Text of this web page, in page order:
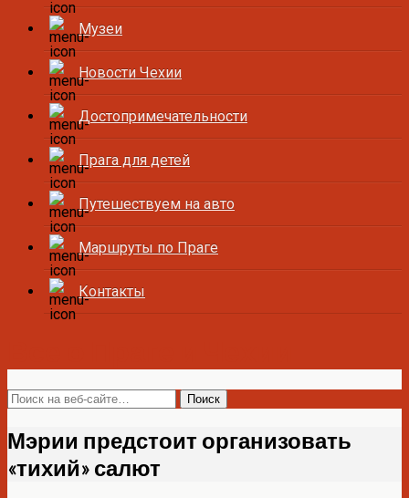
Музеи
Новости Чехии
Достопримечательности
Прага для детей
Путешествуем на авто
Маршруты по Праге
Контакты
Мэрии предстоит организовать
«тихий» салют